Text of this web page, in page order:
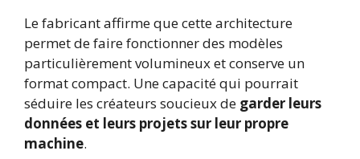
Le fabricant affirme que cette architecture
permet de faire fonctionner des modèles
particulièrement volumineux et conserve un
format compact. Une capacité qui pourrait
séduire les créateurs soucieux de garder leurs
données et leurs projets sur leur propre
machine.